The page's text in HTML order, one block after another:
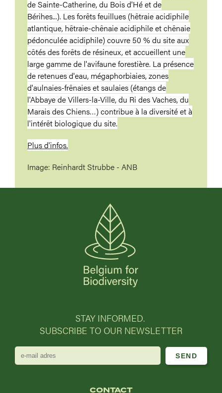
de Sainte-Catherine, du Bois d'Hé et de
Bérihes...). Les forêts feuillues (hêtraie acidiphile
atlantique, hêtraie-chênaie acidiphile et chênaie
pédonculée acidiphile) couvre 50 % du site aux
côtés des forêts de résineux, et accueillent une
large gamme de l'avifaune forestière. La présence
de retenues d'eau, mégaphorbiaies, zones
d'aulnaies-frênaies et saulaies (étangs de
l'Abbaye de Villers-la-Ville, du Ri des Vaches, du
Marais des Chiens…) contribue à la diversité et à
l'intérêt biologique du site.
Plus d'infos.
Image: Reinhardt Strubbe - ANB
STAY INFORMED.
SUBSCRIBE TO OUR NEWSLETTER
e-
mail
CONTACT